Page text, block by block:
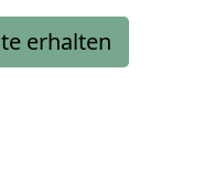
erhalten